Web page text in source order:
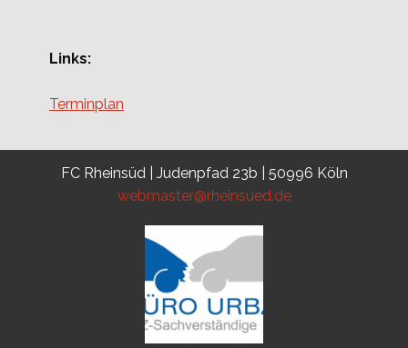
Links:
Terminplan
FC Rheinsüd | Judenpfad 23b | 50996 Köln
webmaster@rheinsued.de